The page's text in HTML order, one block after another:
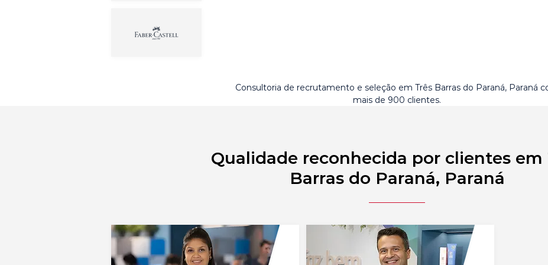
Consultoria de recrutamento e seleção em Três Barras do Paraná, Paraná
mais de 900 clientes.
Qualidade reconhecida por clientes em
Barras do Paraná, Paraná